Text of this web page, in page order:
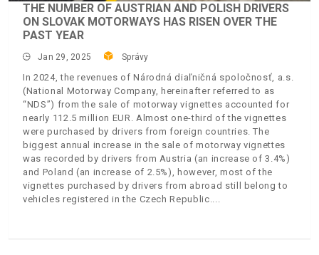
THE NUMBER OF AUSTRIAN AND POLISH DRIVERS
ON SLOVAK MOTORWAYS HAS RISEN OVER THE
PAST YEAR
Jan 29, 2025 Správy
In 2024, the revenues of Národná diaľničná spoločnosť, a.s.
(National Motorway Company, hereinafter referred to as
“NDS”) from the sale of motorway vignettes accounted for
nearly 112.5 million EUR. Almost one-third of the vignettes
were purchased by drivers from foreign countries. The
biggest annual increase in the sale of motorway vignettes
was recorded by drivers from Austria (an increase of 3.4%)
and Poland (an increase of 2.5%), however, most of the
vignettes purchased by drivers from abroad still belong to
vehicles registered in the Czech Republic.